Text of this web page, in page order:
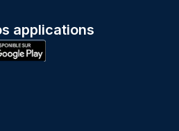
applications